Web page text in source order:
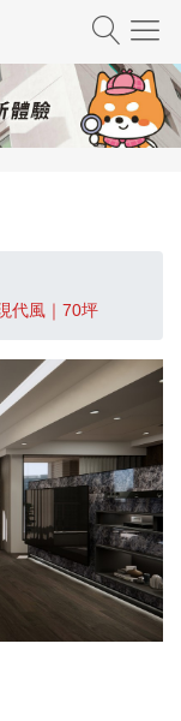
代風｜70坪